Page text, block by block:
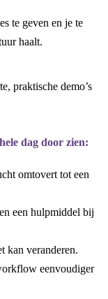
te geven en je te
haalt.
praktische demo’s
dag door zien:
omtovert tot een
een hulpmiddel bij
kan veranderen.
eenvoudiger